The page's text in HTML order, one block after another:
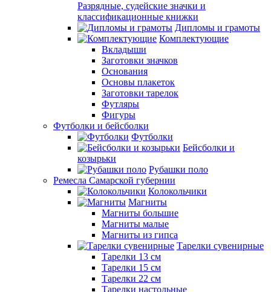
Разрядные, судейские значки и
классификационные книжки
Дипломы и грамоты
Комплектующие
Вкладыши
Заготовки значков
Основания
Основы плакеток
Заготовки тарелок
Футляры
Фигуры
Футболки и бейсболки
Футболки
Бейсболки и
козырьки
Рубашки поло
Ремесла Самарской губернии
Колокольчики
Магниты
Магниты большие
Магниты малые
Магниты из гипса
Тарелки сувенирные
Тарелки 13 см
Тарелки 15 см
Тарелки 22 см
Тарелки настольные